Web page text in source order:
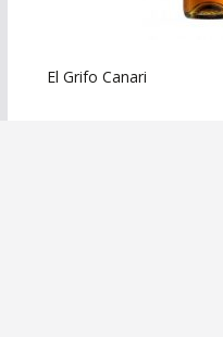
El Grifo Canari